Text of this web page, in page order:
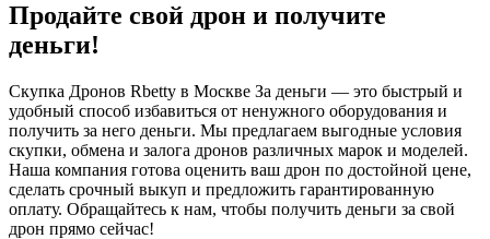
Продайте свой дрон и получите
деньги!
Скупка Дронов Rbetty в Москве За деньги — это быстрый и
удобный способ избавиться от ненужного оборудования и
получить за него деньги. Мы предлагаем выгодные условия
скупки, обмена и залога дронов различных марок и моделей.
Наша компания готова оценить ваш дрон по достойной цене,
сделать срочный выкуп и предложить гарантированную
оплату. Обращайтесь к нам, чтобы получить деньги за свой
дрон прямо сейчас!